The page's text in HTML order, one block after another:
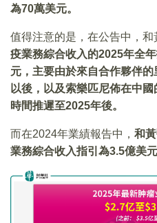
為70萬美元。
值得注意的是，在公告中，和
疫業務綜合收入的2025年全
元，主要由於來自合作夥伴
以後，以及索樂匹尼佈在中
時間推遲至2025年後。
而在2024年業績報告中， 和
業務綜合收入指引為3.5億美